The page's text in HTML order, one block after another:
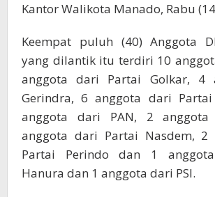
Kantor Walikota Manado, Rabu
Keempat puluh (40) Anggota
yang dilantik itu terdiri 10
anggota dari Partai Golkar, 4
Gerindra, 6 anggota dari
anggota dari PAN, 2
anggota dari Partai Nasdem, 2
Partai Perindo dan 1
Hanura dan 1 anggota dari PSI.